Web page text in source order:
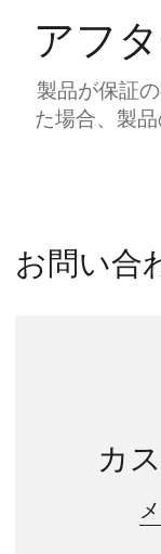
アフ
製品が保証
た場合、製
お問い合
カ